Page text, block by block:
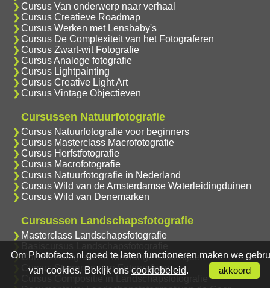
Cursus Van onderwerp naar verhaal
Cursus Creatieve Roadmap
Cursus Werken met Lensbaby's
Cursus De Complexiteit van het Fotograferen
Cursus Zwart-wit Fotografie
Cursus Analoge fotografie
Cursus Lightpainting
Cursus Creative Light Art
Cursus Vintage Objectieven
Cursussen Natuurfotografie
Cursus Natuurfotografie voor beginners
Cursus Masterclass Macrofotografie
Cursus Herfstfotografie
Cursus Macrofotografie
Cursus Natuurfotografie in Nederland
Cursus Wild van de Amsterdamse Waterleidingduinen
Cursus Wild van Denemarken
Cursussen Landschapsfotografie
Masterclass Landschapsfotografie
Cursus Fotograferen met lange sluitertijden
Cursus Sterrensporen Fotograferen
Cursus Compositie in Landschapsfotografie
Om Photofacts.nl goed te laten functioneren maken we
van cookies. Bekijk ons cookiebeleid. akkoord